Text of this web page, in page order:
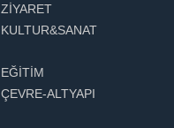
ZİYARET
KULTUR&SANAT
EĞİTİM
ÇEVRE-ALTYAPI